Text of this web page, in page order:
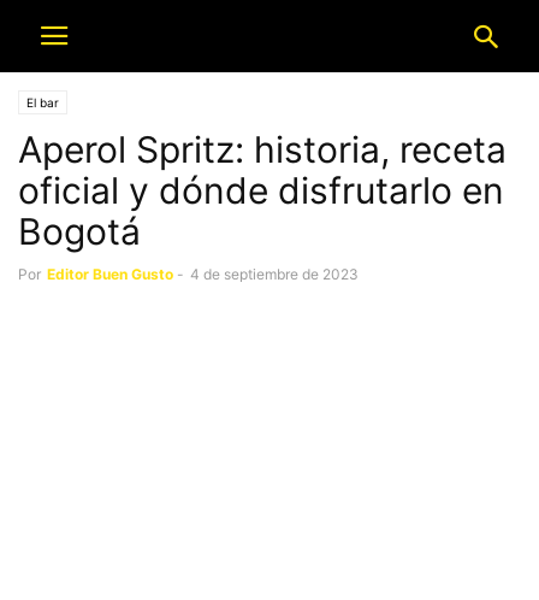
El bar
Aperol Spritz: historia, receta
oficial y dónde disfrutarlo en
Bogotá
Por Editor Buen Gusto - 4 de septiembre de 2023